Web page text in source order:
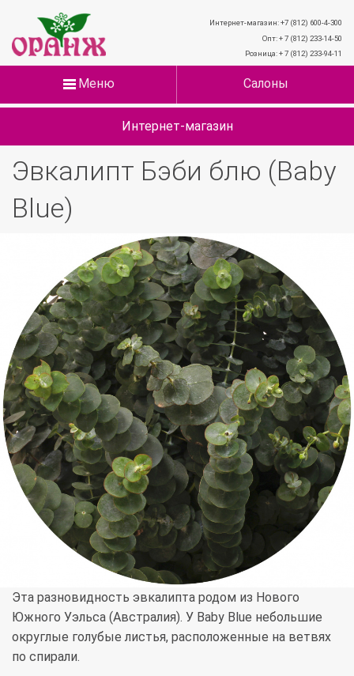
Интернет-магазин: +7 (812) 600-4-300
Опт: + 7 (812) 233-14-50
Розница: + 7 (812) 233-94-11
Меню Салоны
Интернет-магазин
Эвкалипт Бэби блю (Baby
Blue)
Эта разновидность эвкалипта родом из Нового
Южного Уэльса (Австралия). У Baby Blue небольшие
округлые голубые листья, расположенные на ветвях
по спирали.